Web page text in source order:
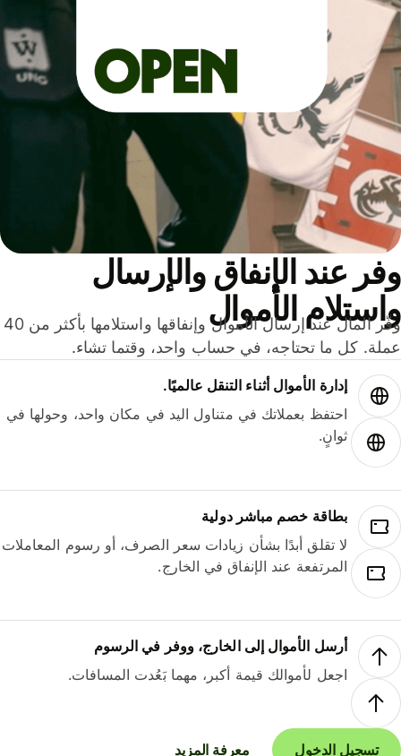
عند الإنفاق والإرسال
الأموال
وفّر المال عند إرسال الأموال وإنفاقها واستلامها بأكثر من 40
كل ما تحتاجه، في حساب واحد، وقتما تشاء.
إدارة الأموال أثناء التنقل عالميًا.
احتفظ بعملاتك في متناول اليد في مكان واحد، وحولها في
ثوانٍ.
بطاقة خصم مباشر دولية
لا تقلق أبدًا بشأن زيادات سعر الصرف، أو رسوم المعاملات
المرتفعة عند الإنفاق في الخارج.
أرسل الأموال إلى الخارج، ووفر في الرسوم
اجعل لأموالك قيمة أكبر، مهما بَعُدت المسافات.
تسجيل الدخول معرفة المزيد